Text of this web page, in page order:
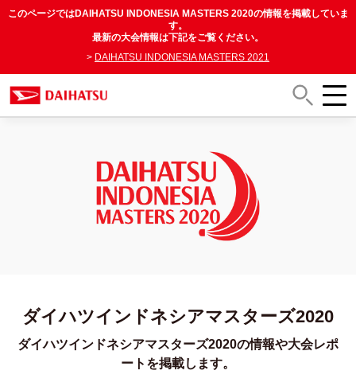
このページではDAIHATSU INDONESIA MASTERS 2020の情報を掲載していま
す。
最新の大会情報は下記をご覧ください。
> DAIHATSU INDONESIA MASTERS 2021
ダイハツインドネシアマスターズ2020
ダイハツインドネシアマスターズ2020の情報や大会レポ
ートを掲載します。